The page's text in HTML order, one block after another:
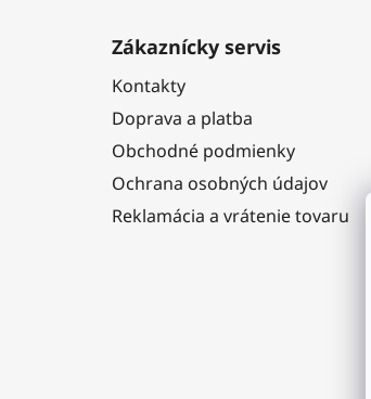
Zákaznícky servis
Kontakty
Doprava a platba
Obchodné podmienky
Ochrana osobných údajov
Reklamácia a vrátenie tovaru